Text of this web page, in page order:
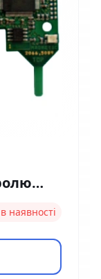
наявності